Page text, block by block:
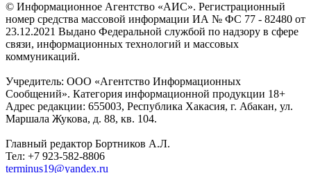
© Информационное Агентство «АИС». Регистрационный
номер средства массовой информации ИА № ФС 77 - 82480 от
23.12.2021 Выдано Федеральной службой по надзору в сфере
связи, информационных технологий и массовых
коммуникаций.
Учредитель: ООО «Агентство Информационных
Сообщений». Категория информационной продукции 18+
Адрес редакции: 655003, Республика Хакасия, г. Абакан, ул.
Маршала Жукова, д. 88, кв. 104.
Главный редактор Бортников А.Л.
Тел: +7 923-582-8806
terminus19@yandex.ru